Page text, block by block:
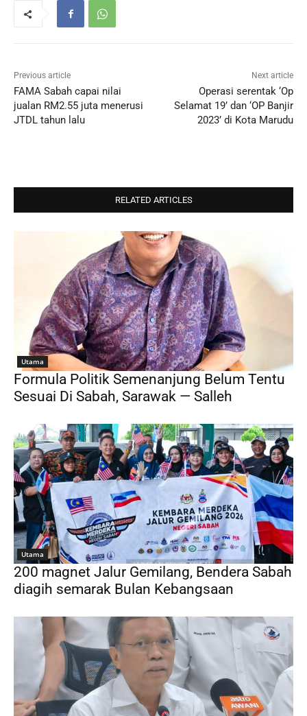
Previous article
FAMA Sabah capai nilai
jualan RM2.55 juta menerusi
JTDL tahun lalu
Next article
Operasi serentak ‘Op
Selamat 19’ dan ‘OP Banjir
2023’ di Kota Marudu
RELATED ARTICLES
Utama
Formula Politik Semenanjung Belum Tentu
Sesuai Di Sabah, Sarawak — Salleh
Utama
200 magnet Jalur Gemilang, Bendera Sabah
diagih semarak Bulan Kebangsaan